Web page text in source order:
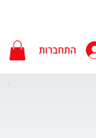
התחברות